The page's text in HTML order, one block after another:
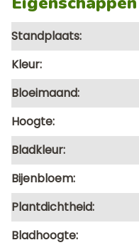
Standplaats
Kleur
Bloeimaand
Hoogte
Bladkleur
Bijenbloem
Plantdichtheid
Bladhoogte